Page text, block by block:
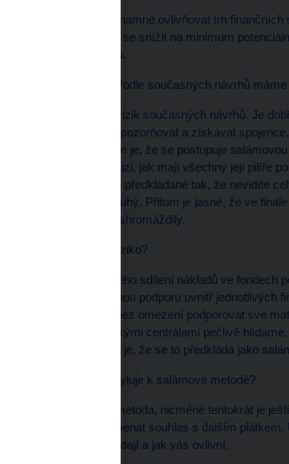
Bankovní unie bude významně ovlivňovat trh
u všech jednání a snažit se snížit na minimum
zemím, které v ní nejsou.
* LN Co nás ohrožuje? Podle současných návrhů
To je jedno z největších rizik současných návrhů. Je
riziko hned od začátku upozorňovat a získávat
hodně. Největším rizikem je, že se postupuje
bankovní unie. Žádnou vizi, jak mají všechny její pilíře
čem rozhoduje. Teď je to předkládané tak, že nevidíte
kdy si jeden vynucuje druhý. Přitom je jasné, že ve
evropských bankách nashromáždily.
* LN V čem je největší riziko?
Kromě nekontrolovatelného sdílení nákladů ve
ještě i plán na neomezenou podporu uvnitř
budou muset prakticky bez omezení podporovat své
bankami a jejich mateřskými centrálami pečlivě
Ale vůbec největší riziko je, že se to předkládá jako
* LN Proč se Brusel uchyluje k salámové metodě?
Je to typicky evropská metoda, nicméně tentokrát je
může automaticky znamenat souhlas s dalším
vůbec netušíte, jak vypadají a jak vás ovlivní.